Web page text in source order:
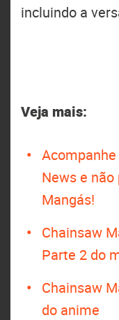
incluindo a
Veja mais:
News e
Mangás!
Chainsaw
Parte 2 do
Chainsaw
do anime